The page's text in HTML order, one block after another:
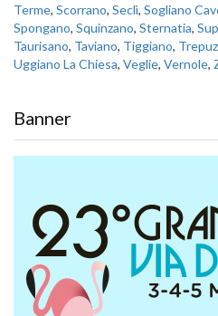
Terme, Scorrano, Seclì, Sogliano
Spongano, Squinzano, Sternatia,
Taurisano, Taviano, Tiggiano,
Uggiano La Chiesa, Veglie, Vernole,
Banner